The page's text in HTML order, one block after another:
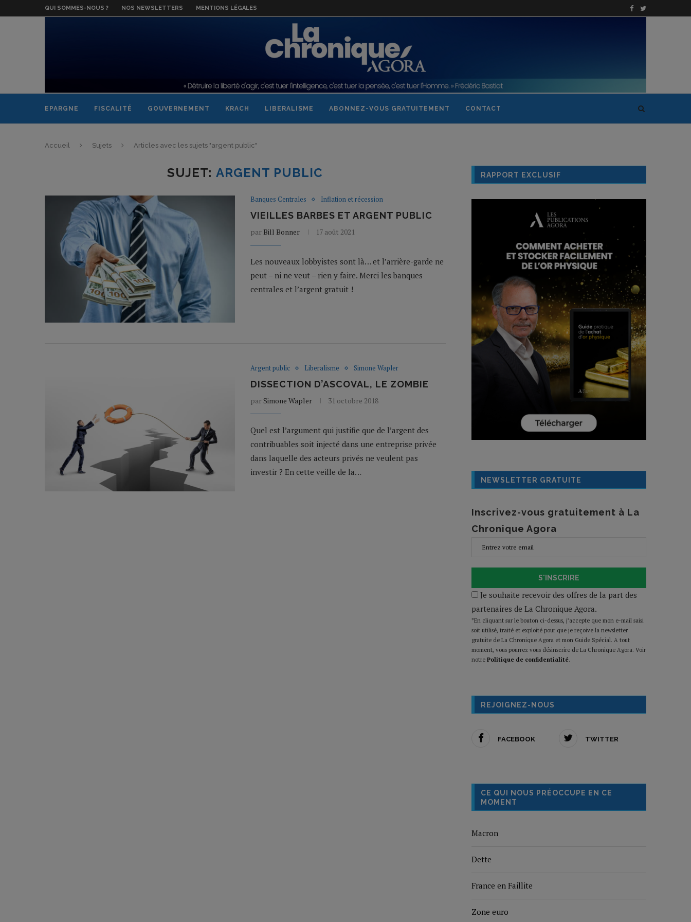
QUI SOMMES-NOUS ? NOS NEWSLETTERS MENTIONS LÉGALES
EPARGNE FISCALITÉ GOUVERNEMENT KRACH LIBERALISME ABONNEZ-VOUS GRATUITEMENT CONTACT
Accueil Sujets Articles avec les sujets "argent public"
SUJET:ARGENT PUBLIC
Banques Centrales Inflation et récession
VIEILLES BARBES ET ARGENT PUBLIC
par Bill Bonner 17 août 2021
Les nouveaux lobbyistes sont là… et l’arrière-garde ne
peut – ni ne veut – rien y faire. Merci les banques
centrales et l’argent gratuit !
Argent public Liberalisme Simone Wapler
DISSECTION D’ASCOVAL, LE ZOMBIE
par Simone Wapler 31 octobre 2018
Quel est l’argument qui justifie que de l’argent des
contribuables soit injecté dans une entreprise privée
dans laquelle des acteurs privés ne veulent pas
investir ? En cette veille de la…
RAPPORT EXCLUSIF
NEWSLETTER GRATUITE
Inscrivez-vous gratuitement à La
Chronique Agora
S'INSCRIRE
Je souhaite recevoir des offres de la part des
partenaires de La Chronique Agora.
*En cliquant sur le bouton ci-dessus, j’accepte que mon e-mail saisi
soit utilisé, traité et exploité pour que je reçoive la newsletter
gratuite de La Chronique Agora et mon Guide Spécial. A tout
moment, vous pourrez vous désinscrire de La Chronique Agora. Voir
notre Politique de confidentialité.
REJOIGNEZ-NOUS
FACEBOOK TWITTER
CE QUI NOUS PRÉOCCUPE EN CE
MOMENT
Macron
Dette
France en Faillite
Zone euro